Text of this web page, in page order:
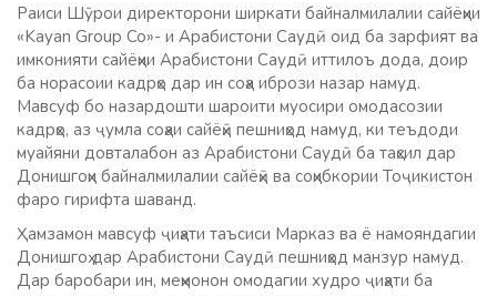
Раиси Шӯрои директорони ширкати байналмилалии сайёҳии
«Kayan Group Co»- и Арабистони Саудӣ оид ба зарфият ва
имконияти сайёҳии Арабистони Саудӣ иттилоъ дода, доир
ба норасоии кадрҳо дар ин соҳа ибрози назар намуд.
Мавсуф бо назардошти шароити муосири омодасозии
кадрҳо, аз ҷумла соҳаи сайёҳӣ пешниҳод намуд, ки теъдоди
муайяни довталабон аз Арабистони Саудӣ ба таҳсил дар
Донишгоҳи байналмилалии сайёҳӣ ва соҳибкории Тоҷикистон
фаро гирифта шаванд.
Ҳамзамон мавсуф ҷиҳати таъсиси Марказ ва ё намояндагии
Донишгоҳ дар Арабистони Саудӣ пешниҳод манзур намуд.
Дар баробари ин, меҳмонон омодагии худро ҷиҳати ба